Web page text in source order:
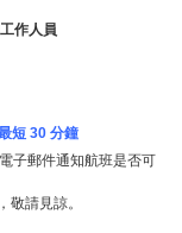
作人員
短 30 分鐘
子郵件通知航班是否可
敬請見諒。